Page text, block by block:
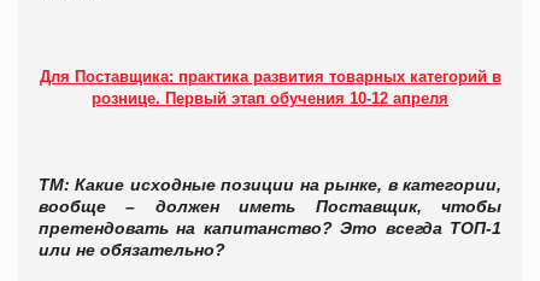
Для Поставщика: практика развития товарных категорий в
рознице. Первый этап обучения 10-12 апреля
ТМ: Какие исходные позиции на рынке, в категории,
вообще – должен иметь Поставщик, чтобы
претендовать на капитанство? Это всегда ТОП-1
или не обязательно?